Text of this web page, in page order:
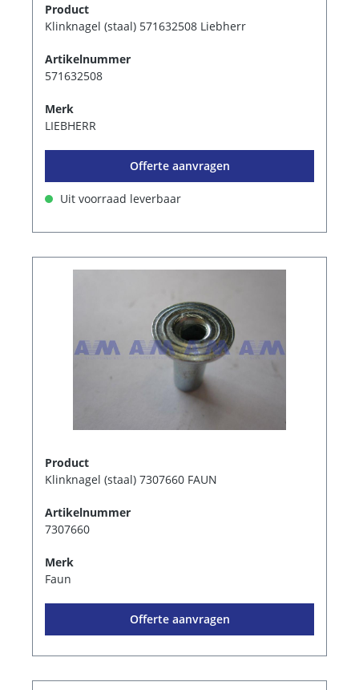
Product
Klinknagel (staal) 571632508 Liebherr
Artikelnummer
571632508
Merk
LIEBHERR
Offerte aanvragen
Uit voorraad leverbaar
Product
Klinknagel (staal) 7307660 FAUN
Artikelnummer
7307660
Merk
Faun
Offerte aanvragen